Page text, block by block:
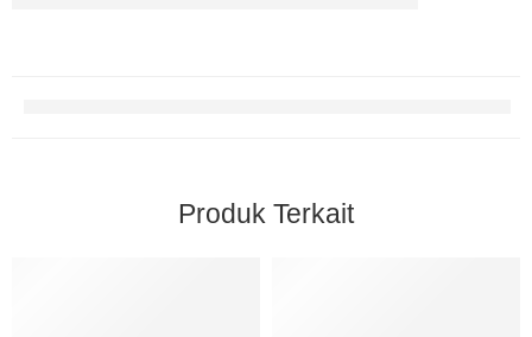
Produk Terkait